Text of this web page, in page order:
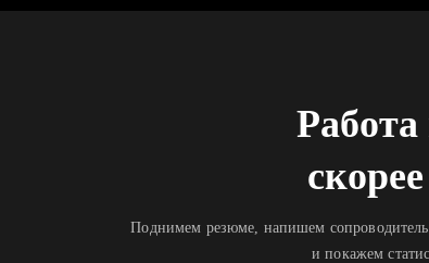
Работа
скорее
Поднимем резюме, напишем
и покажем